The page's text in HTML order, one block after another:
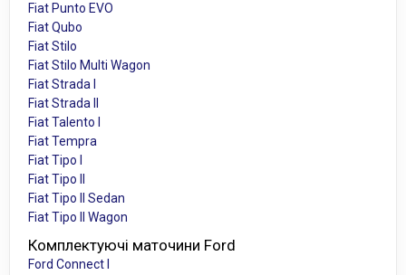
Fiat Punto EVO
Fiat Qubo
Fiat Stilo
Fiat Stilo Multi Wagon
Fiat Strada I
Fiat Strada II
Fiat Talento I
Fiat Tempra
Fiat Tipo I
Fiat Tipo II
Fiat Tipo II Sedan
Fiat Tipo II Wagon
Комплектуючі маточини Ford
Ford Connect I